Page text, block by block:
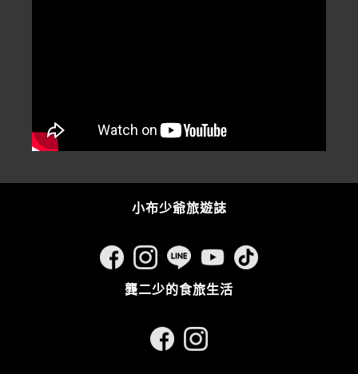
小布少爺旅遊誌
龔二少的食旅生活